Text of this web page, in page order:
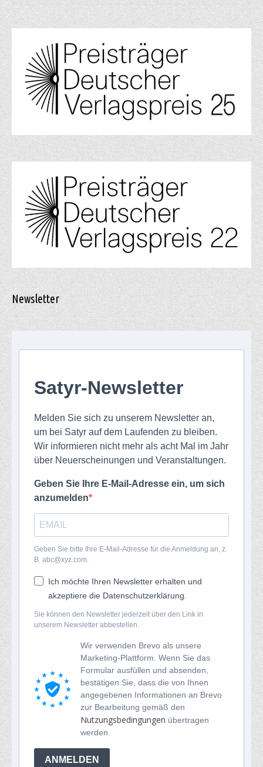
Newsletter
Satyr-Newsletter
Melden Sie sich zu unserem Newsletter an,
um bei Satyr auf dem Laufenden zu bleiben.
Wir informieren nicht mehr als acht Mal im Jahr
über Neuerscheinungen und Veranstaltungen.
Geben Sie Ihre E-Mail-Adresse ein, um sich
anzumelden
Geben Sie bitte Ihre E-Mail-Adresse für die Anmeldung an, z.
B. abc@xyz.com.
Ich möchte Ihren Newsletter erhalten und
akzeptiere die Datenschutzerklärung.
Sie können den Newsletter jederzeit über den Link in
unserem Newsletter abbestellen.
Wir verwenden Brevo als unsere
Marketing-Plattform. Wenn Sie das
Formular ausfüllen und absenden,
bestätigen Sie, dass die von Ihnen
angegebenen Informationen an Brevo
zur Bearbeitung gemäß den
Nutzungsbedingungen übertragen
werden.
ANMELDEN